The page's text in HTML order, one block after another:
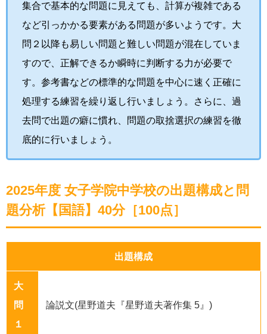
集合で基本的な問題に見えても、計算が複雑である
など引っかかる要素がある問題が多いようです。大
問２以降も易しい問題と難しい問題が混在していま
すので、正解できるか瞬時に判断する力が必要で
す。参考書などの標準的な問題を中心に速く正確に
処理する練習を繰り返し行いましょう。さらに、過
去問で出題の癖に慣れ、問題の取捨選択の練習を徹
底的に行いましょう。
2025年度 女子学院中学校の出題構成と問
題分析【国語】40分［100点］
出題構成
大
問
１
論説文(星野道夫『星野道夫著作集 5』)